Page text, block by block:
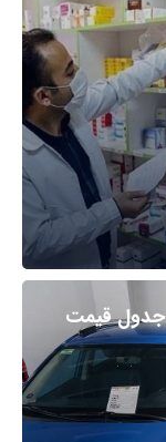
جدول قیمت